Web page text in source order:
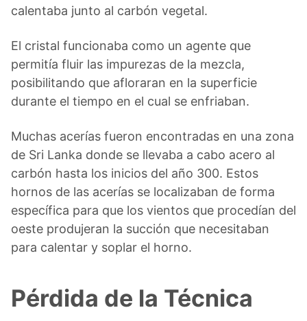
calentaba junto al carbón vegetal.
El cristal funcionaba como un agente que
permitía fluir las impurezas de la mezcla,
posibilitando que afloraran en la superficie
durante el tiempo en el cual se enfriaban.
Muchas acerías fueron encontradas en una zona
de Sri Lanka donde se llevaba a cabo acero al
carbón hasta los inicios del año 300. Estos
hornos de las acerías se localizaban de forma
específica para que los vientos que procedían del
oeste produjeran la succión que necesitaban
para calentar y soplar el horno.
Pérdida de la Técnica